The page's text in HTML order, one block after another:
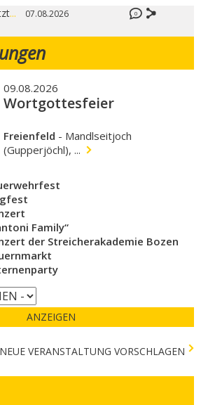
... 07.08.2026 0
09.08.2026
Wortgottesfeier
Freienfeld - Mandlseitjoch
(Gupperjöchl), ...
Family“
der Streicherakademie Bozen
ANZEIGEN
NEUE VERANSTALTUNG VORSCHLAGEN